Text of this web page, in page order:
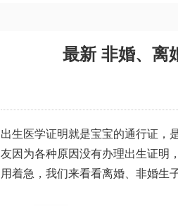
最新 非婚、离
出生医学证明就是宝宝的通行证，
友因为各种原因没有办理出生证明
用着急，我们来看看离婚、非婚生